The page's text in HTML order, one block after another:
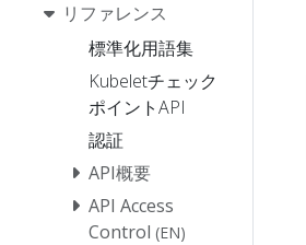
リファレンス
標準化用語集
Kubeletチェック
ポイントAPI
認証
API概要
API Access
Control (EN)